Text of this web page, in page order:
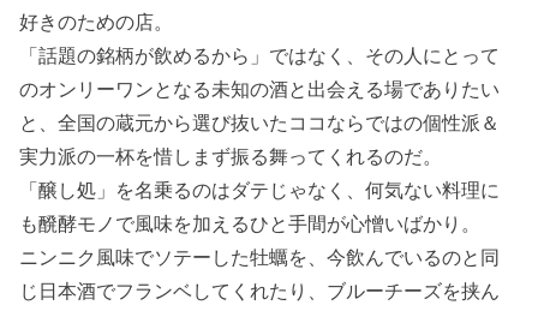
好きのための店。
「話題の銘柄が飲めるから」ではなく、その人にとって
のオンリーワンとなる未知の酒と出会える場でありたい
と、全国の蔵元から選び抜いたココならではの個性派＆
実力派の一杯を惜しまず振る舞ってくれるのだ。
「醸し処」を名乗るのはダテじゃなく、何気ない料理に
も醗酵モノで風味を加えるひと手間が心憎いばかり。
ニンニク風味でソテーした牡蠣を、今飲んでいるのと同
じ日本酒でフランベしてくれたり、ブルーチーズを挟ん